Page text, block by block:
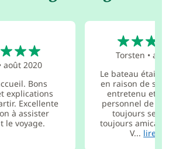
août 2020
Bons
explications
Excellente
à assister
le voyage.
Torsten • août
Le bateau était en
en raison de son
entretenu et
personnel de la
toujours
toujours amical.
V... lire plus